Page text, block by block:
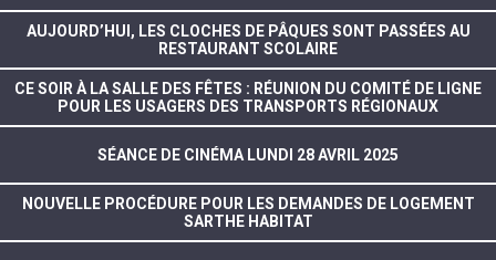
AUJOURD’HUI, LES CLOCHES DE PÂQUES SONT PASSÉES AU
RESTAURANT SCOLAIRE
CE SOIR À LA SALLE DES FÊTES : RÉUNION DU COMITÉ DE LIGNE
POUR LES USAGERS DES TRANSPORTS RÉGIONAUX
SÉANCE DE CINÉMA LUNDI 28 AVRIL 2025
NOUVELLE PROCÉDURE POUR LES DEMANDES DE LOGEMENT
SARTHE HABITAT